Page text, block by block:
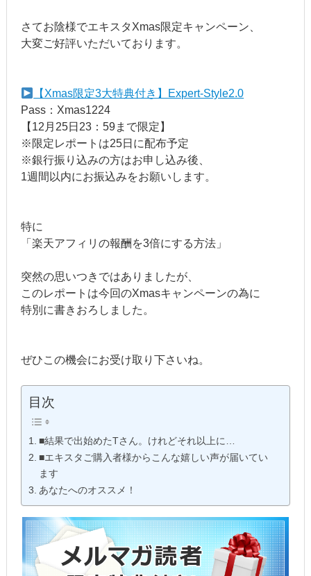
さてお陰様でエキスタXmas限定キャンペーン、
大変ご好評いただいております。
【Xmas限定3大特典付き】Expert-Style2.0
Pass：Xmas1224
【12月25日23：59まで限定】
※限定レポートは25日に配布予定
※銀行振り込みの方はお申し込み後、
1週間以内にお振込みをお願いします。
特に
「楽天アフィリの報酬を3倍にする方法」
突然の思いつきではありましたが、
このレポートは今回のXmasキャンペーンの為に
特別に書きおろしました。
ぜひこの機会にお受け取り下さいね。
目次
■結果で出始めたTさん。けれどそれ以上に…
■エキスタご購入者様からこんな嬉しい声が届いてい
ます
あなたへのオススメ！